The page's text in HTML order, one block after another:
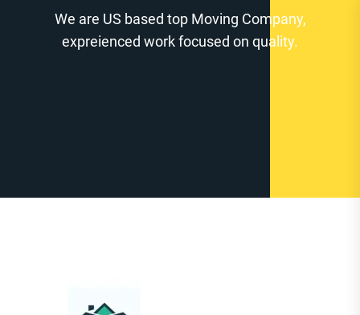
We are US based top Moving Company,
expreienced work focused on quality.